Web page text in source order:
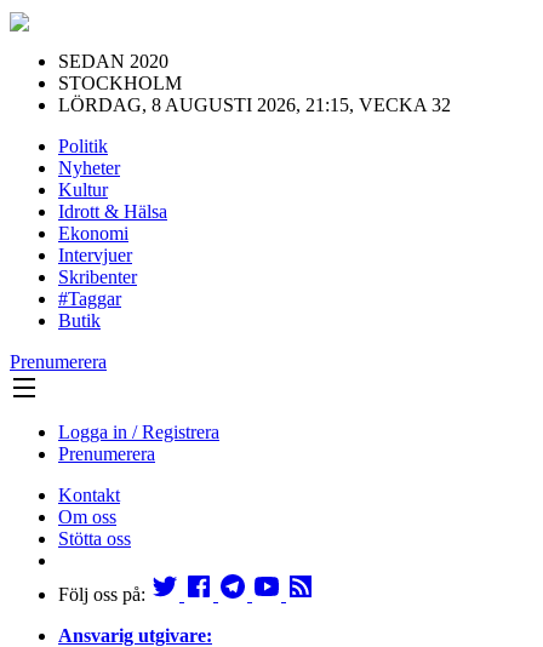
SEDAN 2020
STOCKHOLM
LÖRDAG, 8 AUGUSTI 2026, 21:15, VECKA 32
Politik
Nyheter
Kultur
Idrott & Hälsa
Ekonomi
Intervjuer
Skribenter
#Taggar
Butik
Prenumerera
Logga in / Registrera
Prenumerera
Kontakt
Om oss
Stötta oss
Följ oss på:
Ansvarig utgivare: